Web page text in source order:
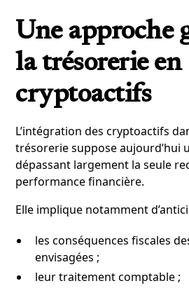
Une approche
la trésorerie en
cryptoactifs
L’intégration des cryptoactifs
trésorerie suppose aujourd’hui
dépassant largement la seule
performance financière.
Elle implique notamment
les conséquences fiscales
envisagées ;
leur traitement comptable ;